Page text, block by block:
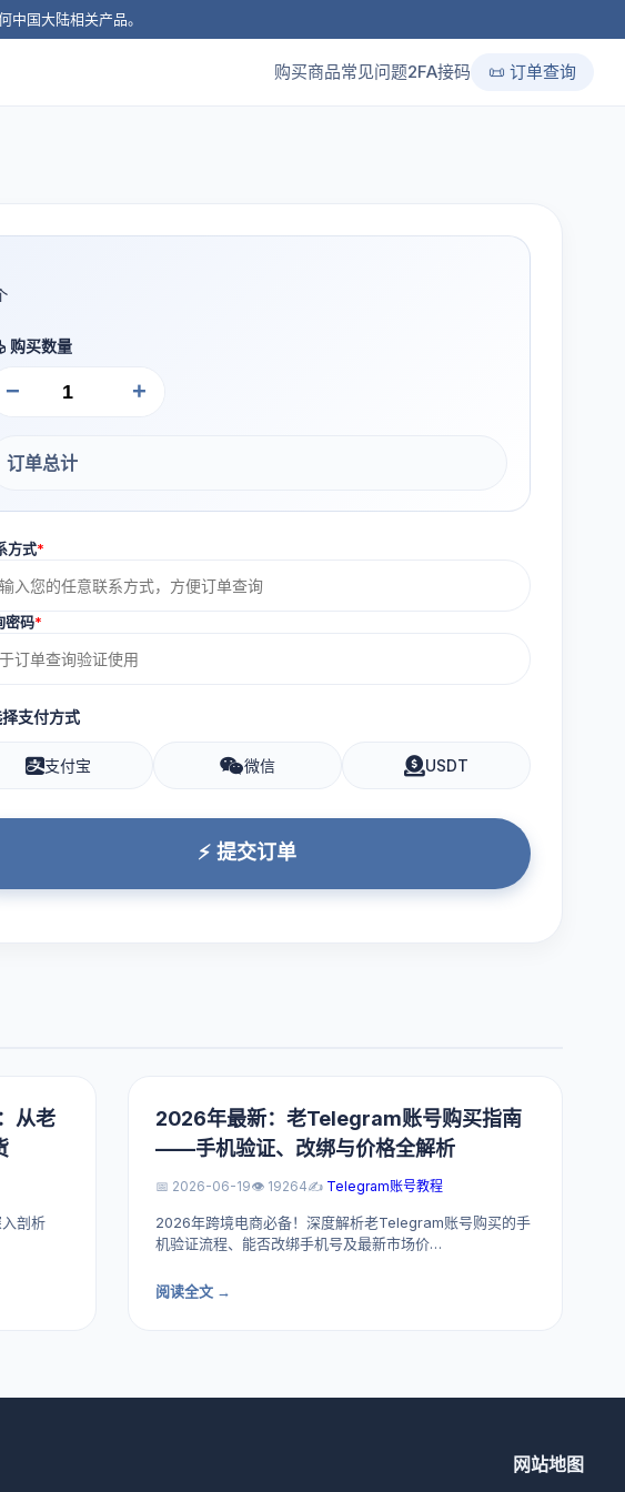
国大陆相关产品。
购买商品常见问题2FA接码 📜 订单查询
购买数量
− +
订单总计
方式*
密码*
支付方式
支付宝 微信 USDT
⚡ 提交订单
从老
剖析
2026年最新：老Telegram账号购买指南
——手机验证、改绑与价格全解析
📅 2026-06-19👁️ 19264✍️ Telegram账号教程
2026年跨境电商必备！深度解析老Telegram账号购买的手
机验证流程、能否改绑手机号及最新市场价…
阅读全文 →
网站地图